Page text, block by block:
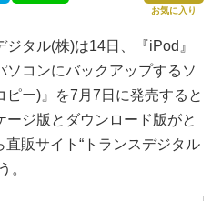
お気に入り
タル(株)は14日、『iPod』
コンにバックアップするソ
ー)』を7月7日に発売すると
ジ版とダウンロード版がと
販サイト“トランスデジタル
。